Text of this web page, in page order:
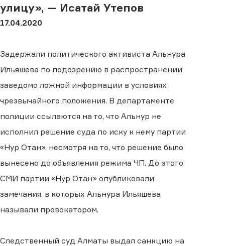
улицу», — Исатай Утепов
17.04.2020
Задержали политического активиста Альнура
Ильяшева по подозрению в распространении
заведомо ложной информации в условиях
чрезвычайного положения. В департаменте
полиции ссылаются на то, что Альнур не
исполнил решение суда по иску к нему партии
«Нур Отан», несмотря на то, что решение было
вынесено до объявления режима ЧП. До этого
СМИ партии «Нур Отан» опубликовали
замечания, в которых Альнура Ильяшева
называли провокатором.
Следственный суд Алматы выдал санкцию на